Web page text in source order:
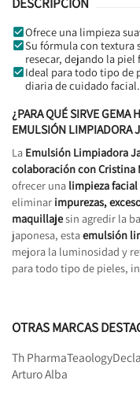
DESCRIPCIÓN
Ofrece una limpieza
Su fórmula con textura
resecar, dejando la
Ideal para todo tipo de
diaria de cuidado facial.
¿PARA QUÉ SIRVE GEMA
EMULSIÓN LIMPIADORA
La Emulsión Limpiadora
colaboración con Cristina
ofrecer una limpieza
eliminar impurezas,
maquillajesin agredir la
japonesa, estaemulsión
mejora la luminosidad y
para todo tipo de pieles,
OTRAS MARCAS
Th PharmaTeaology
Arturo Alba